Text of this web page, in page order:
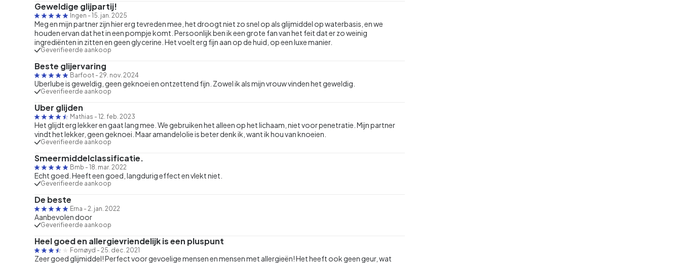
Geweldige glijpartij!
Ingen - 15. jan. 2025
Meg en mijn partner zijn hier erg tevreden mee, het droogt niet zo snel op als glijmiddel op waterbasis, en we
houden ervan dat het in een pompje komt. Persoonlijk ben ik een grote fan van het feit dat er zo weinig
ingrediënten in zitten en geen glycerine. Het voelt erg fijn aan op de huid, op een luxe manier.
Geverifieerde aankoop
Beste glijervaring
Barfoot - 29. nov. 2024
Uberlube is geweldig, geen geknoei en ontzettend fijn. Zowel ik als mijn vrouw vinden het geweldig.
Geverifieerde aankoop
Uber glijden
Mathias - 12. feb. 2023
Het glijdt erg lekker en gaat lang mee. We gebruiken het alleen op het lichaam, niet voor penetratie. Mijn partner
vindt het lekker, geen geknoei. Maar amandelolie is beter denk ik, want ik hou van knoeien.
Geverifieerde aankoop
Smeermiddelclassificatie.
Bmb - 18. mar. 2022
Echt goed. Heeft een goed, langdurig effect en vlekt niet.
Geverifieerde aankoop
De beste
Erna - 2. jan. 2022
Aanbevolen door
Geverifieerde aankoop
Heel goed en allergievriendelijk is een pluspunt
Fornøyd - 25. dec. 2021
Zeer goed glijmiddel! Perfect voor gevoelige mensen en mensen met allergieën! Het heeft ook geen geur, wat